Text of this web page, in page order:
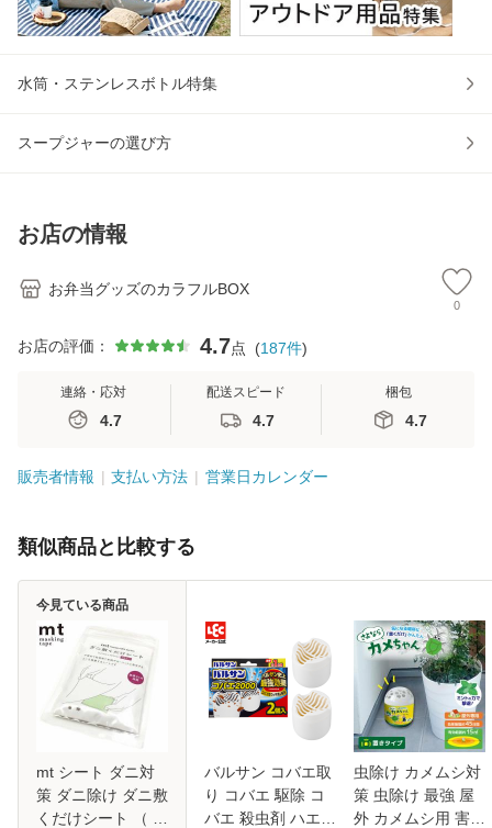
水筒・ステンレスボトル特集
スープジャーの選び方
お店の情報
お弁当グッズのカラフルBOX
0
お店の評価： 4.7点 (187件)
連絡・応対
4.7
配送スピード
4.7
梱包
4.7
販売者情報 支払い方法 営業日カレンダー
類似商品と比較する
mt シート ダニ対
策 ダニ除け ダニ敷
くだけシート （ 寝
今見ている商品
バルサン コバエ取
り コバエ 駆除 コ
バエ 殺虫剤 ハエ
虫除け カメムシ対
策 虫除け 最強 屋
外 カメムシ用 害虫